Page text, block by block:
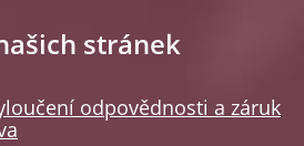
stránek
odpovědnosti a záruk